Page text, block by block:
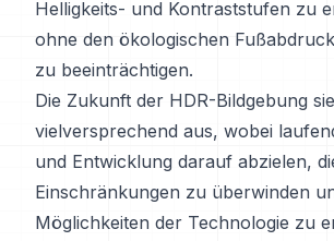
Helligkeits- und Kontraststufen zu
ohne den ökologischen
zu beeinträchtigen.
Die Zukunft der HDR-Bildgebung
vielversprechend aus, wobei
und Entwicklung darauf abzielen,
Einschränkungen zu überwinden
Möglichkeiten der Technologie zu